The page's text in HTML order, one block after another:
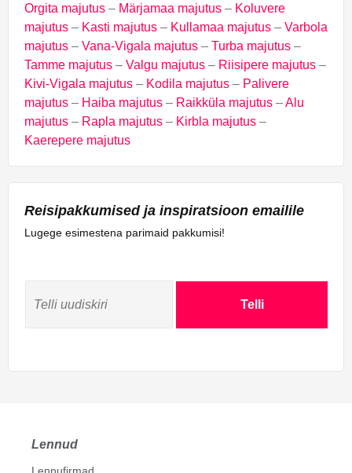
Orgita majutus – Märjamaa majutus – Koluvere
majutus – Kasti majutus – Kullamaa majutus – Varbola
majutus – Vana-Vigala majutus – Turba majutus –
Tamme majutus – Valgu majutus – Riisipere majutus –
Kivi-Vigala majutus – Kodila majutus – Palivere
majutus – Haiba majutus – Raikküla majutus –Alu
majutus – Rapla majutus – Kirbla majutus –
Kaerepere majutus
Reisipakkumised ja inspiratsioon emailile
Lugege esimestena parimaid pakkumisi!
Telli
Lennud